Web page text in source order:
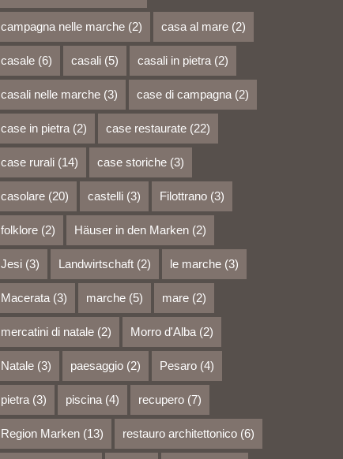
campagna nelle marche(2) casa al mare(2)
casale(6) casali(5) casali in pietra(2)
casali nelle marche(3) case di campagna(2)
case in pietra(2) case restaurate(22)
case rurali(14) case storiche(3)
casolare(20) castelli(3) Filottrano(3)
folklore(2) Häuser in den Marken(2)
Jesi(3) Landwirtschaft(2) le marche(3)
Macerata(3) marche(5) mare(2)
mercatini di natale(2) Morro d'Alba(2)
Natale(3) paesaggio(2) Pesaro(4)
pietra(3) piscina(4) recupero(7)
Region Marken(13) restauro architettonico(6)